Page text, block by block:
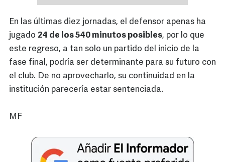
En las últimas diez jornadas, el defensor apenas ha
jugado 24 de los 540 minutos posibles, por lo que
este regreso, a tan solo un partido del inicio de la
fase final, podría ser determinante para su futuro con
el club. De no aprovecharlo, su continuidad en la
institución parecería estar sentenciada.
MF